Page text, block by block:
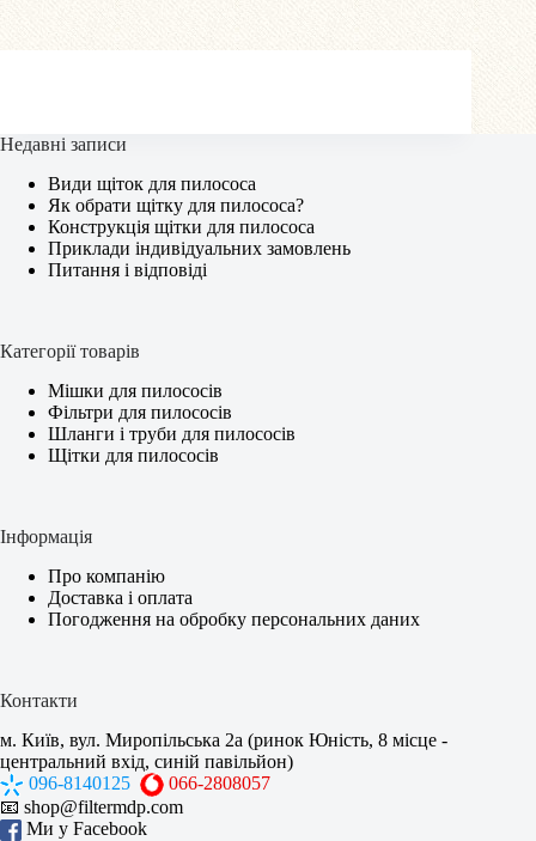
Недавні записи
Види щіток для пилососа
Як обрати щітку для пилососа?
Конструкція щітки для пилососа
Приклади індивідуальних замовлень
Питання і відповіді
Категорії товарів
Мішки для пилососів
Фільтри для пилососів
Шланги і труби для пилососів
Щітки для пилососів
Інформація
Про компанію
Доставка і оплата
Погодження на обробку персональних даних
Контакти
м. Київ, вул. Миропільська 2а (ринок Юність, 8 місце -
центральний вхід, синій павільйон)
096-8140125
066-2808057
📧 shop@filtermdp.com
Ми у Facebook